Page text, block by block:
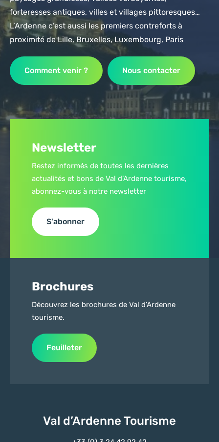
forteresses antiques, villes et villages pittoresques…
L’Ardenne c’est aussi les premiers contreforts à
proximité de Lille, Bruxelles, Luxembourg, Paris
Comment venir ? Nous contacter
Newsletter
Restez informés de toutes les dernières
actualités et bons de Val d’Ardenne tourisme,
abonnez-vous à notre newsletter
S'abonner
Brochures
Découvrez les brochures de Val d’Ardenne
tourisme.
Feuilleter
Val d’Ardenne Tourisme